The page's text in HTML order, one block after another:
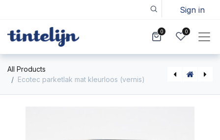
Sign in
0 0
All Products
Ecotec parketlak mat kleurloos (vernis)